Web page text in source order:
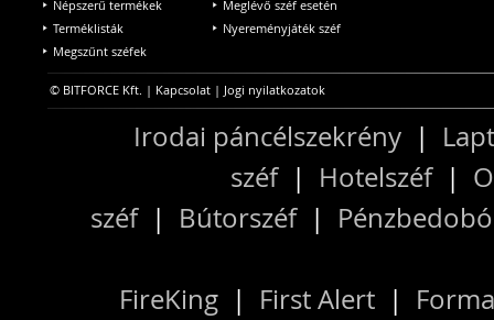
Népszerű termékek
Terméklisták
Megszűnt széfek
Meglévő széf esetén
Nyereményjáték széf
© BITFORCE Kft. | Kapcsolat | Jogi nyilatkozatok
Irodai páncélszekrény |
széf| Hotelszéf|
széf| Bútorszéf|
FireKing | First Alert |